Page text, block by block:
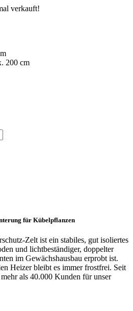
verkauft!
200 cm
für Kübelpflanzen
Zelt ist ein stabiles, gut isoliertes
und lichtbeständiger, doppelter
im Gewächshausbau erprobt ist.
Heizer bleibt es immer frostfrei. Seit
als 40.000 Kunden für unser